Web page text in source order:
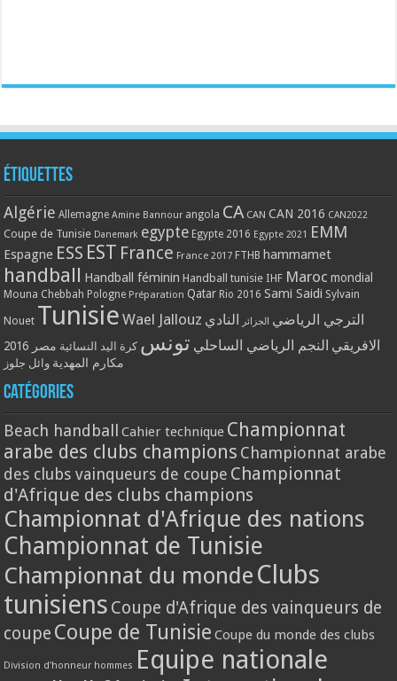
Étiquettes
Algérie Allemagne Amine Bannour angola CA CAN CAN 2016 CAN2022
Coupe de Tunisie Danemark egypte Egypte 2016 Egypte 2021 EMM
Espagne ESS EST France France 2017 FTHB hammamet
handball Handball féminin Handball tunisie IHF Maroc mondial
Mouna Chebbah Pologne Préparation Qatar Rio 2016 Sami Saidi Sylvain
Nouet Tunisie Wael Jallouz الترجي الرياضي الجزائر النادي
الافريقي النجم الرياضي الساحلي تونس كرة اليد النسائية مصر 2016
مكارم المهدية وائل جلوز
Catégories
Beach handball Cahier technique Championnat
arabe des clubs champions Championnat arabe
des clubs vainqueurs de coupe Championnat
d'Afrique des clubs champions
Championnat d'Afrique des nations
Championnat de Tunisie
Championnat du monde Clubs
tunisiens Coupe d'Afrique des vainqueurs de
coupe Coupe de Tunisie Coupe du monde des clubs
Division d'honneur hommes Equipe nationale